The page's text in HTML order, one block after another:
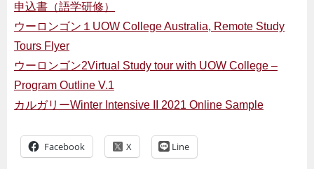
申込書（語学研修）
ウーロンゴン１UOW College Australia, Remote Study
Tours Flyer
ウーロンゴン2Virtual Study tour with UOW College –
Program Outline V.1
カルガリーWinter Intensive II 2021 Online Sample
Facebook Line